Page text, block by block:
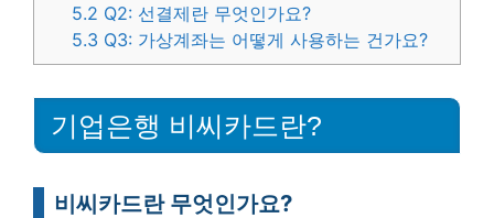
5.2 Q2: 선결제란 무엇인가요?
5.3 Q3: 가상계좌는 어떻게 사용하는 건가요?
기업은행 비씨카드란?
비씨카드란 무엇인가요?